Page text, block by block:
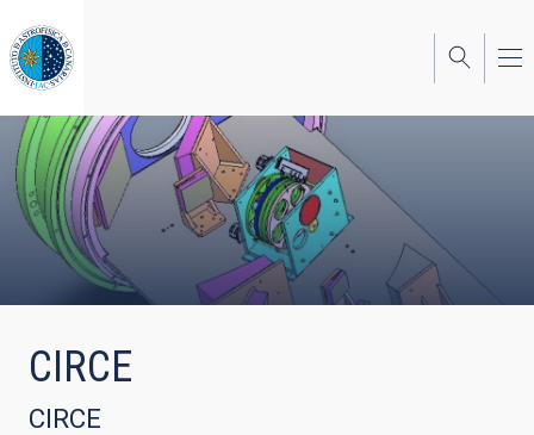
al
contenido
principal
CIRCE
CIRCE